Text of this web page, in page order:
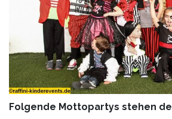
Folgende Mottopartys stehen